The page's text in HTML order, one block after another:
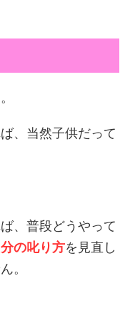
、当然子供だって
、普段どうやって
の叱り方を見直し
。